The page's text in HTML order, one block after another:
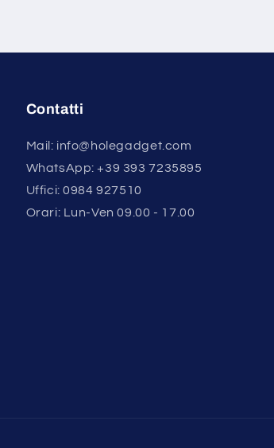
Contatti
Mail: info@holegadget.com
WhatsApp: +39 393 7235895
Uffici: 0984 927510
Orari: Lun-Ven 09.00 - 17.00